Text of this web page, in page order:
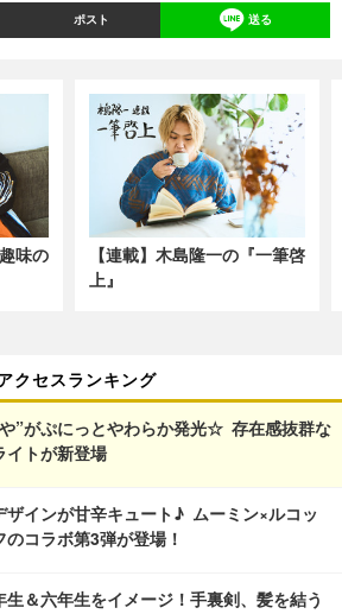
ポスト 送る
味の
【連載】木島隆一の『一筆啓
上』
クセスランキング
”がぷにっとやわらか発光☆ 存在感抜群な
イトが新登場
ザインが甘辛キュート♪ ムーミン×ルコッ
のコラボ第3弾が登場！
生＆六年生をイメージ！手裏剣、髪を結う